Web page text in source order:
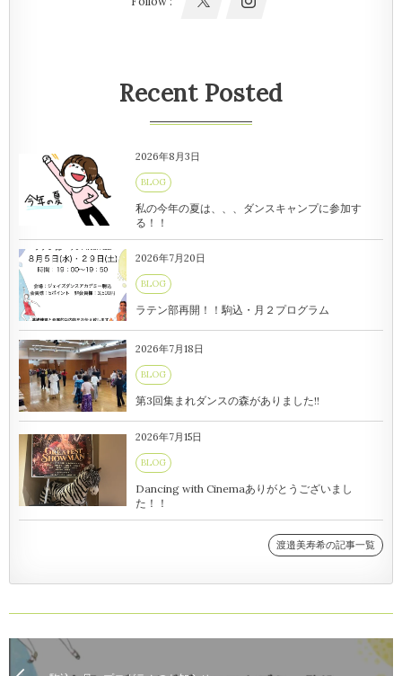
Recent Posted
2026年8月3日
BLOG
私の今年の夏は、、、ダンスキャンプに参加す
る！！
2026年7月20日
BLOG
ラテン部再開！！駒込・月２プログラム
2026年7月18日
BLOG
第3回集まれダンスの森がありました!!
2026年7月15日
BLOG
Dancing with Cinemaありがとうございまし
た！！
渡邉美寿希の記事一覧